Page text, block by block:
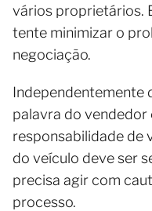
vários proprietários.
tente minimizar o
negociação.
Independentemente
palavra do vendedor
responsabilidade de
do veículo deve ser
precisa agir com
processo.